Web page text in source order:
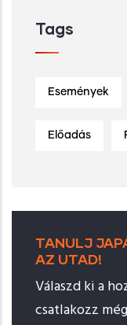
Tags
Események
Előadás
TANULJ
AZ UTAD!
Válaszd ki a
csatlakozz